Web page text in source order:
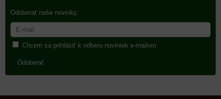
Odoberať naše novinky:
Chcem sa prihlásiť k odberu noviniek e-mailom
Odoberať